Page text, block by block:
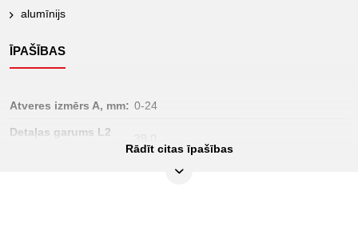
alumīnijs
ĪPAŠĪBAS
Atveres izmērs A, mm: 0-24
Detaļas garums L2
Rādīt citas īpašības